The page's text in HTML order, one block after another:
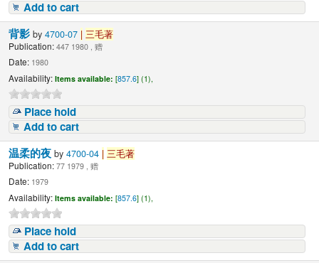
Add to cart
背影by4700-07 | 三毛著
Publication: 447 1980 , 赠
Date: 1980
Availability: Items available: [857.6] (1),
Place hold
Add to cart
温柔的夜by4700-04 | 三毛著
Publication: 77 1979 , 赠
Date: 1979
Availability: Items available: [857.6] (1),
Place hold
Add to cart